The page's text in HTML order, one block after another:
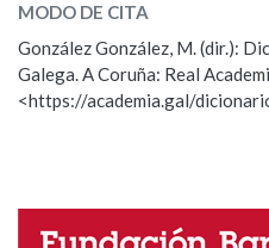
ESCOLLE UNHA
Observación Hai
Propoño mellorar a
Nome
MODO DE CITA
González González, M. (dir.):
Galega. A Coruña: Real
<https://academia.gal/